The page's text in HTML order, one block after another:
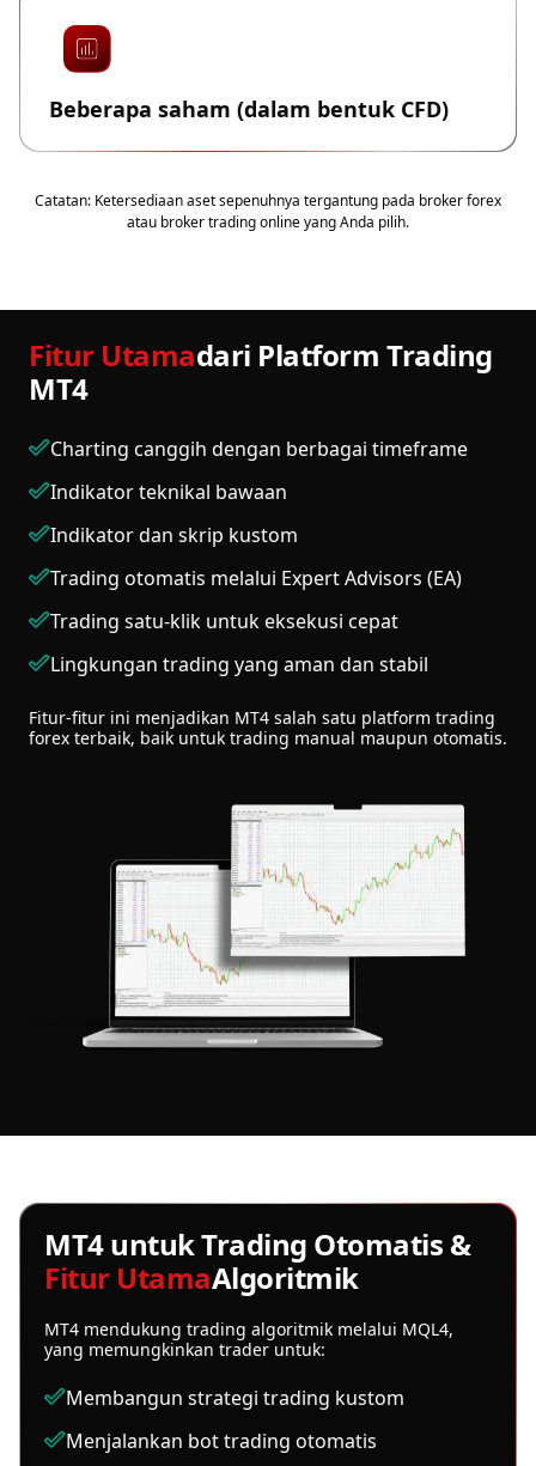
Beberapa saham (dalam bentuk CFD)
Catatan: Ketersediaan aset sepenuhnya tergantung pada broker forex
atau broker trading online yang Anda pilih.
Fitur Utamadari Platform Trading
MT4
Charting canggih dengan berbagai timeframe
Indikator teknikal bawaan
Indikator dan skrip kustom
Trading otomatis melalui Expert Advisors (EA)
Trading satu-klik untuk eksekusi cepat
Lingkungan trading yang aman dan stabil
Fitur-fitur ini menjadikan MT4 salah satu platform trading
forex terbaik, baik untuk trading manual maupun otomatis.
MT4 untuk Trading Otomatis &
Fitur UtamaAlgoritmik
MT4 mendukung trading algoritmik melalui MQL4,
yang memungkinkan trader untuk:
Membangun strategi trading kustom
Menjalankan bot trading otomatis